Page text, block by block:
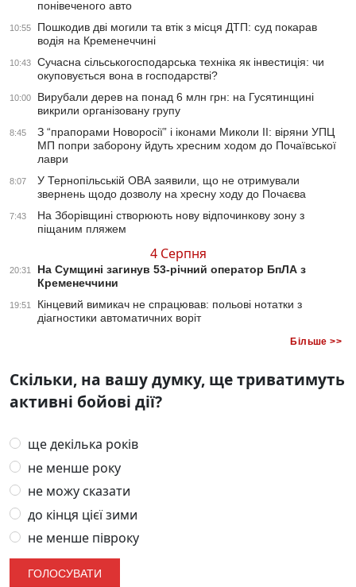
понівеченого авто
10:55
Пошкодив дві могили та втік з місця ДТП: суд покарав
водія на Кременеччині
10:43
Сучасна сільськогосподарська техніка як інвестиція: чи
окуповується вона в господарстві?
10:00
Вирубали дерев на понад 6 млн грн: на Гусятинщині
викрили організовану групу
8:45
З “прапорами Новоросії” і іконами Миколи ІІ: віряни УПЦ
МП попри заборону йдуть хресним ходом до Почаївської
лаври
8:07
У Тернопільській ОВА заявили, що не отримували
звернень щодо дозволу на хресну ходу до Почаєва
7:43
На Зборівщині створюють нову відпочинкову зону з
піщаним пляжем
4 Серпня
20:31
На Сумщині загинув 53-річний оператор БпЛА з
Кременеччини
19:51
Кінцевий вимикач не спрацював: польові нотатки з
діагностики автоматичних воріт
Більше >>
Скільки, на вашу думку, ще триватимуть
активні бойові дії?
ще декілька років
не менше року
не можу сказати
до кінця цієї зими
не менше півроку